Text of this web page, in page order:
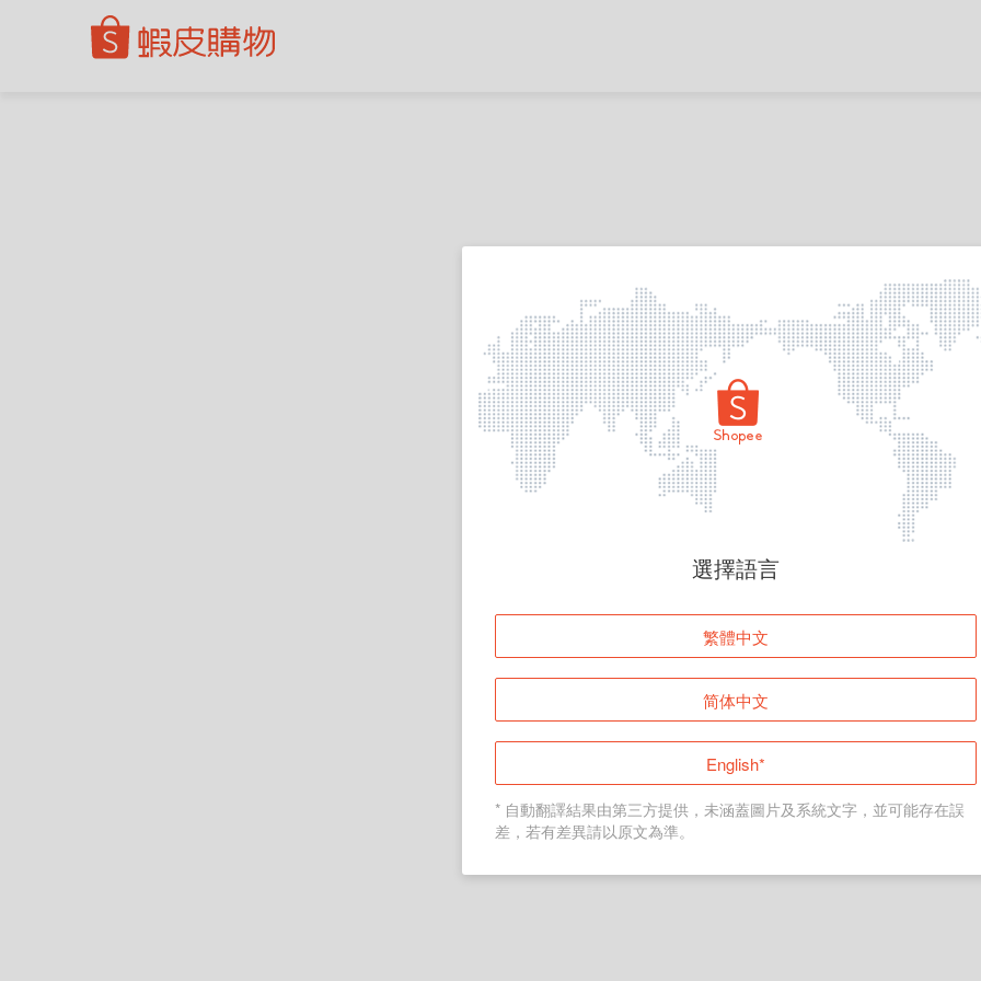
頁面無法顯示
登入
返回首頁
選擇語言
繁體中文
简体中文
English*
* 自動翻譯結果由第三方提供，未涵蓋圖片及系統文字，並可能存在誤
差，若有差異請以原文為準。